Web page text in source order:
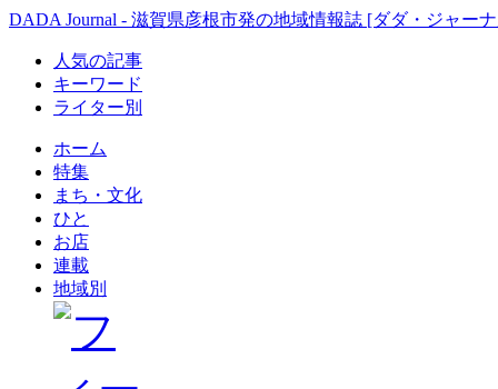
DADA Journal - 滋賀県彦根市発の地域情報誌 [ダダ・ジャー
人気の記事
キーワード
ライター別
ホーム
特集
まち・文化
ひと
お店
連載
地域別